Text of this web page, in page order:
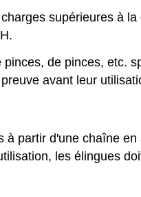
supérieures à
de pinces, etc.
avant leur
partir d'une chaîne
les élingues